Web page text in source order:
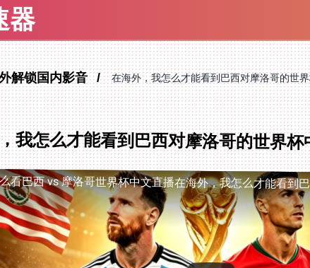
器
解锁国内影音 在海外，我怎么才能看到巴西对摩洛哥的世
我怎么才能看到巴西对摩洛哥的世界杯
看巴西 vs 摩洛哥世界杯中文直播在海外，我怎么才能看到